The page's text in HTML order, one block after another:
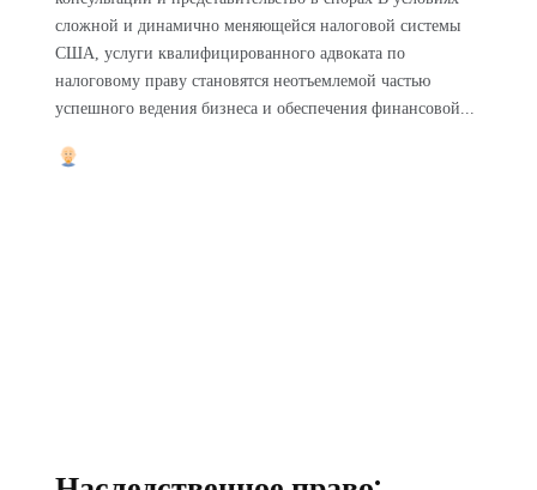
сложной и динамично меняющейся налоговой системы
США, услуги квалифицированного адвоката по
налоговому праву становятся неотъемлемой частью
успешного ведения бизнеса и обеспечения финансовой...